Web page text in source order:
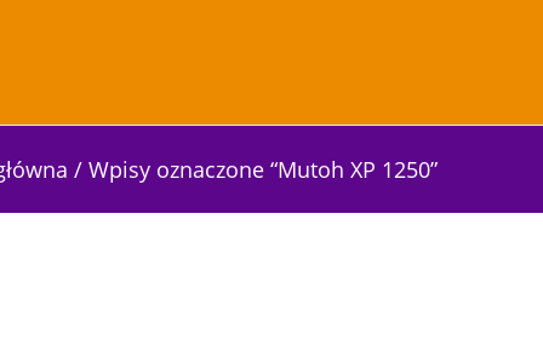
/ Wpisy oznaczone “Mutoh XP 1250”